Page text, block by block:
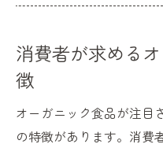
消費者が求める
徴
オーガニック食品が注目
の特徴があります。消費